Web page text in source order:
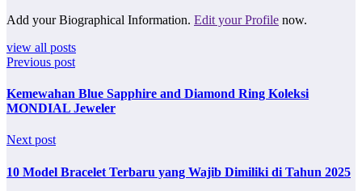
Add your Biographical Information. Edit your Profile now.
view all posts
Previous post
Kemewahan Blue Sapphire and Diamond Ring Koleksi
MONDIAL Jeweler
Next post
10 Model Bracelet Terbaru yang Wajib Dimiliki di Tahun 2025